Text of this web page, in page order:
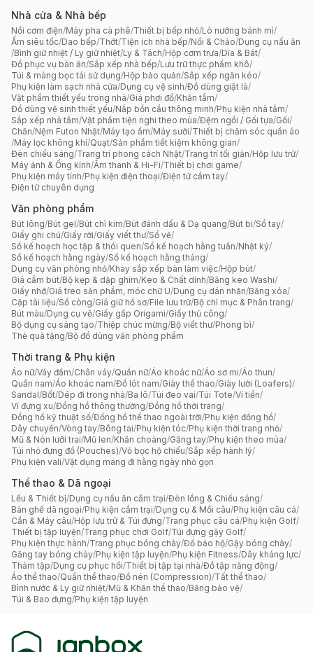
Nhà cửa & Nhà bếp
Nồi cơm điện/Máy pha cà phê/Thiết bị bếp nhỏ/Lò nướng bánh mì/
Ấm siêu tốc/Dao bếp/Thớt/Tiện ích nhà bếp/Nồi & Chảo/Dụng cụ nấu ăn
/Bình giữ nhiệt / Ly giữ nhiệt/Ly & Tách/Hộp cơm trưa/Dĩa & Bát/
Đồ phục vụ bàn ăn/Sắp xếp nhà bếp/Lưu trữ thực phẩm khô/
Túi & màng bọc tái sử dụng/Hộp bảo quản/Sắp xếp ngăn kéo/
Phụ kiện làm sạch nhà cửa/Dụng cụ vệ sinh/Đồ dùng giặt là/
Vật phẩm thiết yếu trong nhà/Giá phơi đồ/Khăn tắm/
Đồ dùng vệ sinh thiết yếu/Nắp bồn cầu thông minh/Phụ kiện nhà tắm/
Sắp xếp nhà tắm/Vật phẩm tiện nghi theo mùa/Đệm ngồi / Gối tựa/Gối/
Chăn/Nệm Futon Nhật/Máy tạo ẩm/Máy sưởi/Thiết bị chăm sóc quần áo
/Máy lọc không khí/Quạt/Sản phẩm tiết kiệm không gian/
Đèn chiếu sáng/Trang trí phong cách Nhật/Trang trí tối giản/Hộp lưu trữ/
Máy ảnh & Ống kính/Âm thanh & Hi-Fi/Thiết bị chơi game/
Phụ kiện máy tính/Phụ kiện điện thoại/Điện tử cầm tay/
Điện tử chuyên dụng
Văn phòng phẩm
Bút lông/Bút gel/Bút chì kim/Bút đánh dấu & Dạ quang/Bút bi/Sổ tay/
Giấy ghi chú/Giấy rời/Giấy viết thư/Sổ vẽ/
Sổ kế hoạch học tập & thói quen/Sổ kế hoạch hằng tuần/Nhật ký/
Sổ kế hoạch hằng ngày/Sổ kế hoạch hằng tháng/
Dụng cụ văn phòng nhỏ/Khay sắp xếp bàn làm việc/Hộp bút/
Giá cắm bút/Bộ kẹp & dập ghim/Keo & Chất dính/Băng keo Washi/
Giấy nhớ/Giá treo sản phẩm, móc chữ U/Dụng cụ dán nhãn/Băng xóa/
Cặp tài liệu/Sổ còng/Giá giữ hồ sơ/File lưu trữ/Bộ chỉ mục & Phân trang/
Bút màu/Dụng cụ vẽ/Giấy gấp Origami/Giấy thủ công/
Bộ dụng cụ sáng tạo/Thiệp chúc mừng/Bộ viết thư/Phong bì/
Thẻ quà tặng/Bộ đồ dùng văn phòng phẩm
Thời trang & Phụ kiện
Áo nữ/Váy đầm/Chân váy/Quần nữ/Áo khoác nữ/Áo sơ mi/Áo thun/
Quần nam/Áo khoác nam/Đồ lót nam/Giày thể thao/Giày lười (Loafers)/
Sandal/Bốt/Dép đi trong nhà/Ba lô/Túi đeo vai/Túi Tote/Ví tiền/
Ví đựng xu/Đồng hồ thông thường/Đồng hồ thời trang/
Đồng hồ kỹ thuật số/Đồng hồ thể thao ngoài trời/Phụ kiện đồng hồ/
Dây chuyền/Vòng tay/Bông tai/Phụ kiện tóc/Phụ kiện thời trang nhỏ/
Mũ & Nón lưỡi trai/Mũ len/Khăn choàng/Găng tay/Phụ kiện theo mùa/
Túi nhỏ đựng đồ (Pouches)/Vỏ bọc hộ chiếu/Sắp xếp hành lý/
Phụ kiện vali/Vật dụng mang đi hằng ngày nhỏ gọn
Thể thao & Dã ngoại
Lều & Thiết bị/Dụng cụ nấu ăn cắm trại/Đèn lồng & Chiếu sáng/
Bàn ghế dã ngoại/Phụ kiện cắm trại/Dụng cụ & Mồi câu/Phụ kiện câu cá/
Cần & Máy câu/Hộp lưu trữ & Túi đựng/Trang phục câu cá/Phụ kiện Golf/
Thiết bị tập luyện/Trang phục chơi Golf/Túi đựng gậy Golf/
Phụ kiện thực hành/Trang phục bóng chày/Đồ bảo hộ/Gậy bóng chày/
Găng tay bóng chày/Phụ kiện tập luyện/Phụ kiện Fitness/Dây kháng lực/
Thảm tập/Dụng cụ phục hồi/Thiết bị tập tại nhà/Đồ tập năng động/
Áo thể thao/Quần thể thao/Đồ nén (Compression)/Tất thể thao/
Bình nước & Ly giữ nhiệt/Mũ & Khăn thể thao/Băng bảo vệ/
Túi & Bao đựng/Phụ kiện tập luyện